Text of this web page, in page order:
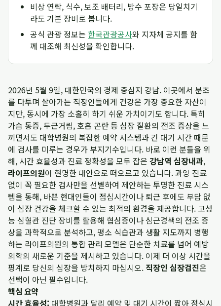
비상 연락, 식수, 보조 배터리, 방수 포장은 당일치기
라도 기본 장비로 봅니다.
공식 관광 정보는 한국관광공사와 지자체 공지를 함
께 대조해 최신성을 확인합니다.
2026년 5월 9일, 대한민국의 경제 중심지 강남. 이곳에서 분초
를 다투며 살아가는 직장인들에게 건강은 가장 중요한 자산이
지만, 동시에 가장 소홀히 하기 쉬운 가치이기도 합니다. 특히
가슴 통증, 두근거림, 호흡 곤란 등 심장 질환의 전조 증상을 느
끼면서도 대학병원의 복잡한 예약 시스템과 긴 대기 시간 때문
에 검사를 미루는 경우가 부지기수입니다. 바로 이런 분들을 위
해, 시간 효율성과 진료 정확성을 모두 잡은 강남역 심장내과,
라이프의원이 현명한 대안으로 떠오르고 있습니다. 과잉 진료
없이 꼭 필요한 검사만을 선별하여 제안하는 투명한 진료 시스
템을 통해, 바쁜 현대인들이 점심시간이나 퇴근 후에도 부담 없
이 심장 건강을 체크할 수 있는 최적의 환경을 제공합니다. 고성
능 심혈관 진단 장비를 활용해 협심증이나 심근경색의 전조 증
상을 과학적으로 분석하고, 평소 식습관과 생활 지도까지 병행
하는 라이프의원의 통합 관리 모델은 단순한 치료를 넘어 예방
의학의 새로운 기준을 제시하고 있습니다. 이제 더 이상 시간을
핑계로 당신의 심장을 방치하지 마십시오. 직장인 심장검진은
선택이 아닌 필수입니다.
핵심 요약
시간 효율성: 대학병원과 달리 예약 및 대기 시간이 짧아 점심시